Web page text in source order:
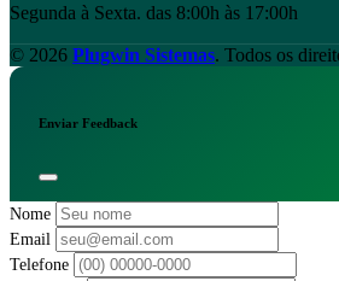
Segunda à Sexta. das 8:00h às 17:00h
© 2026 Plugwin Sistemas. Todos os
Enviar Feedback
Nome
Email
Telefone